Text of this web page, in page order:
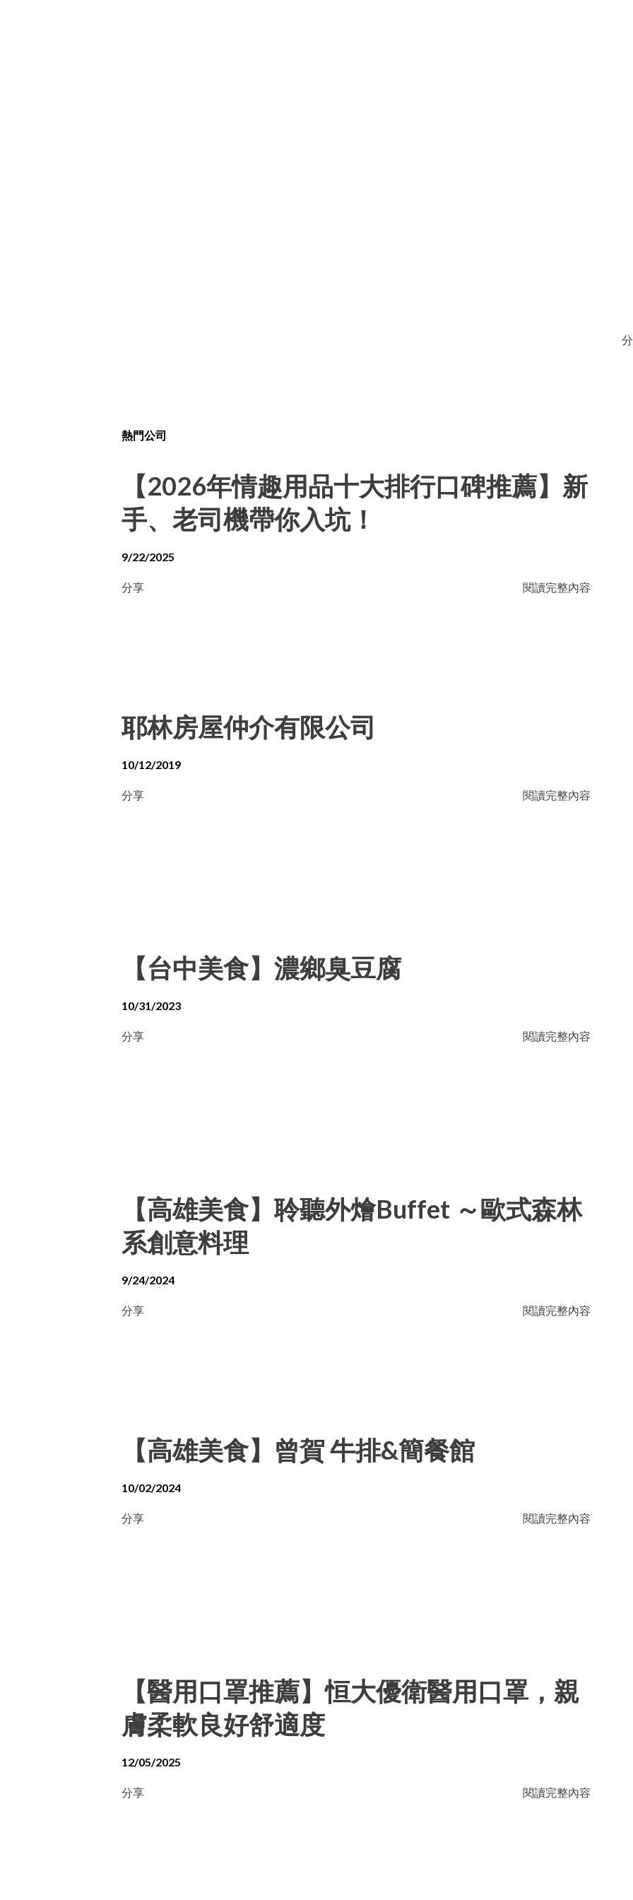
熱門公司
【2026年情趣用品十大排行口碑推薦】新
手、老司機帶你入坑！
9/22/2025
分享 閱讀完整內容
耶林房屋仲介有限公司
10/12/2019
分享 閱讀完整內容
【台中美食】濃鄉臭豆腐
10/31/2023
分享 閱讀完整內容
【高雄美食】聆聽外燴Buffet ～歐式森林
系創意料理
9/24/2024
分享 閱讀完整內容
【高雄美食】曾賀 牛排&簡餐館
10/02/2024
分享 閱讀完整內容
【醫用口罩推薦】恒大優衛醫用口罩，親
膚柔軟良好舒適度
12/05/2025
分享 閱讀完整內容